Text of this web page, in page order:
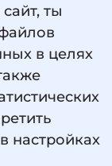
ты
в целях
настройках
данных